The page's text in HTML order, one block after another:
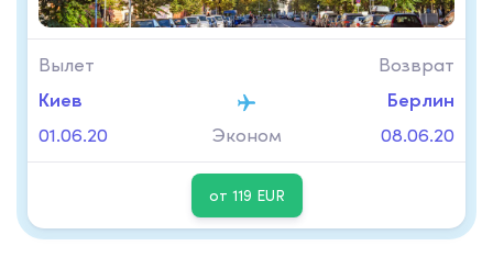
Вылет
Киев
01.06.20
Эконом
Возврат
Берлин
08.06.20
от 119 EUR